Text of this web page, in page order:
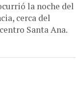
la noche del
cerca del
Santa Ana.